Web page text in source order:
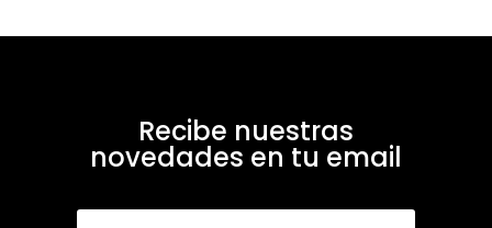
Recibe nuestras
novedades en tu email